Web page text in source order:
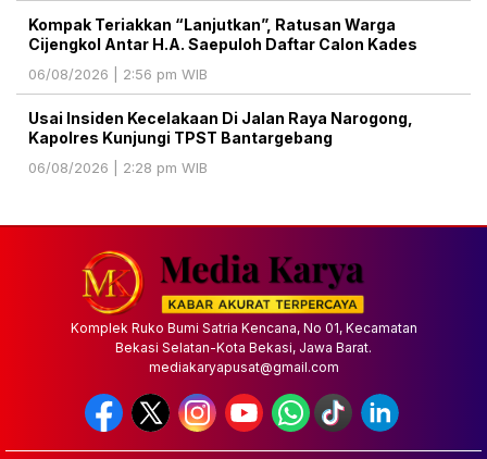
Kompak Teriakkan “Lanjutkan”, Ratusan Warga
Cijengkol Antar H.A. Saepuloh Daftar Calon Kades
06/08/2026 | 2:56 pm WIB
Usai Insiden Kecelakaan Di Jalan Raya Narogong,
Kapolres Kunjungi TPST Bantargebang
06/08/2026 | 2:28 pm WIB
Komplek Ruko Bumi Satria Kencana, No 01, Kecamatan
Bekasi Selatan-Kota Bekasi, Jawa Barat.
mediakaryapusat@gmail.com